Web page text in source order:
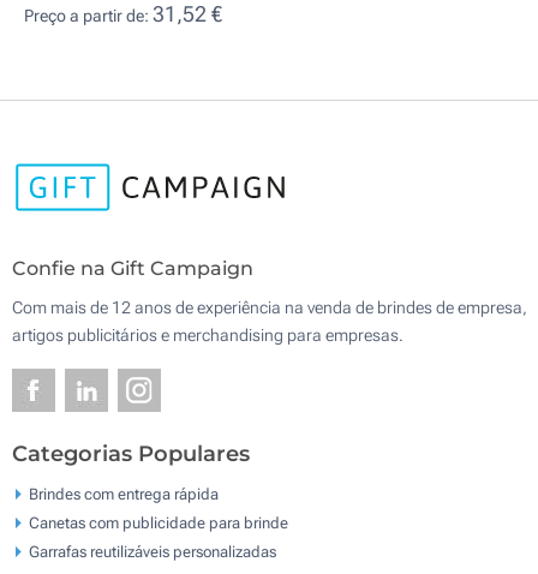
Preço a partir de: 31,52 €
Confie na Gift Campaign
Com mais de 12 anos de experiência na venda de brindes de empresa,
artigos publicitários e merchandising para empresas.
Categorias Populares
Brindes com entrega rápida
Canetas com publicidade para brinde
Garrafas reutilizáveis personalizadas